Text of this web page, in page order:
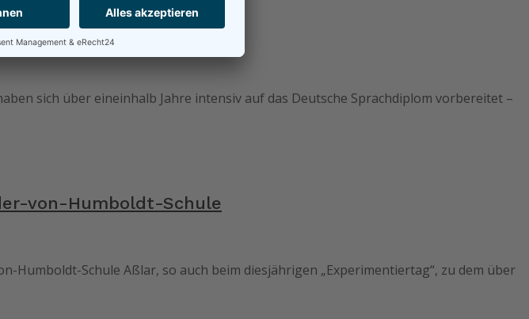
sich über eineinhalb Jahre intensiv auf das Deutsche Sprachdiplom vorbereitet –
von-Humboldt-Schule
Humboldt-Schule Aßlar, so auch beim diesjährigen „Experimentiertag“, zu dem über